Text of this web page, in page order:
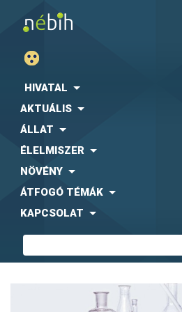
HIVATAL
AKTUÁLIS
ÁLLAT
ÉLELMISZER
NÖVÉNY
ÁTFOGÓ TÉMÁK
KAPCSOLAT